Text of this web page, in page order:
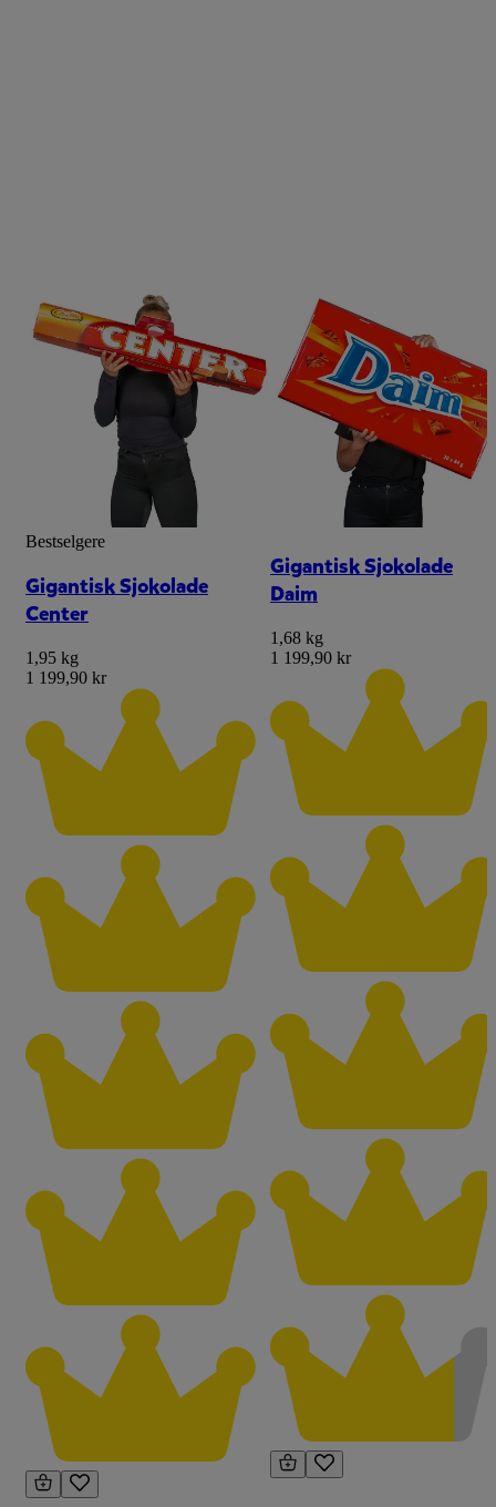
Bestselgere
Gigantisk Sjokolade
Center
1,95 kg
1 199,90 kr
Gigantisk Sjokolade
Daim
1,68 kg
1 199,90 kr